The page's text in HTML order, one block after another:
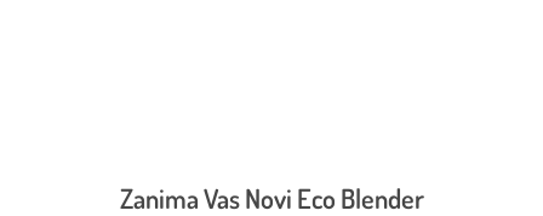
Zanima Vas Novi Eco Blender